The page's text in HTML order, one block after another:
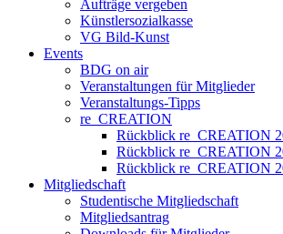
Aufträge vergeben
Künstlersozialkasse
VG Bild-Kunst
Events
BDG on air
Veranstaltungen für Mitglieder
Veranstaltungs-Tipps
re_CREATION
Rückblick re_CREATION
Rückblick re_CREATION
Rückblick re_CREATION
Mitgliedschaft
Studentische Mitgliedschaft
Mitgliedsantrag